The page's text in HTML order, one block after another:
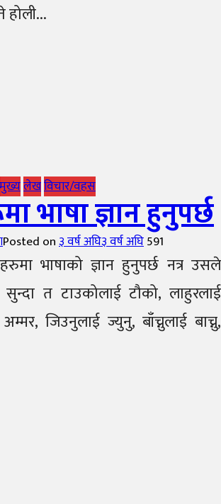
होली...
मुख्यलेखविचार/वहस
भाषा ज्ञान हुनुपर्छ
Posted on३ वर्ष अघि३ वर्ष अघि591
भाषाको ज्ञान हुनुपर्छ नत्र उसले
सुन्दा त टाउकोलाई टौको, लाहुरलाई
जिउनुलाई ज्युनु, बाँच्नुलाई बाच्नु,